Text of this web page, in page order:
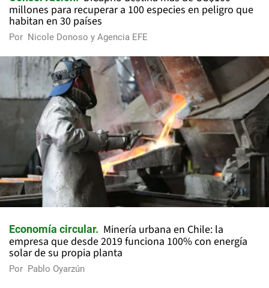
millones para recuperar a 100 especies en peligro que
habitan en 30 países
Por Nicole Donoso y Agencia EFE
Economía circular
Minería urbana en Chile: la
empresa que desde 2019 funciona 100% con energía
solar de su propia planta
Por Pablo Oyarzún